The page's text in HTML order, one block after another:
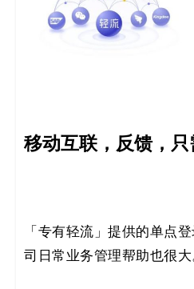
移动互联，反馈，只
「专有轻流」提供的单点
司日常业务管理帮助也很大